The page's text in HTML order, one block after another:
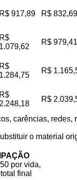
R$ 917,89 R$ 832,69
R$
1.079,62
R$ 979,41
R$
1.284,75
R$
R$
2.248,18
R$
carências,
o material
por vida,
final